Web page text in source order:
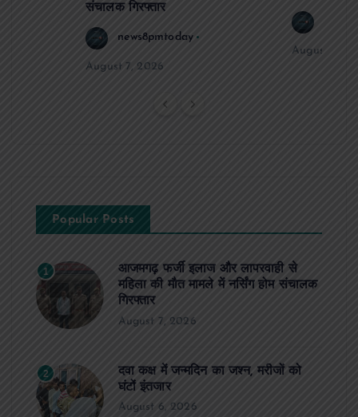
संचालक गिरफ्तार
news8pmtoday
August 7, 2026
August 6,
Popular Posts
1
आजमगढ़ फर्जी इलाज और लापरवाही से
महिला की मौत मामले में नर्सिंग होम संचालक
गिरफ्तार
August 7, 2026
2
दवा कक्ष में जन्मदिन का जश्न, मरीजों को
घंटों इंतजार
August 6, 2026